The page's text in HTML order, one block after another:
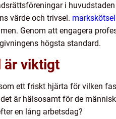
i
värde och trivsel.
Genom att engagera
högsta standard.
är viktigt
ett friskt hjärta för vilken
är hälsosamt för de
en lång arbetsdag?